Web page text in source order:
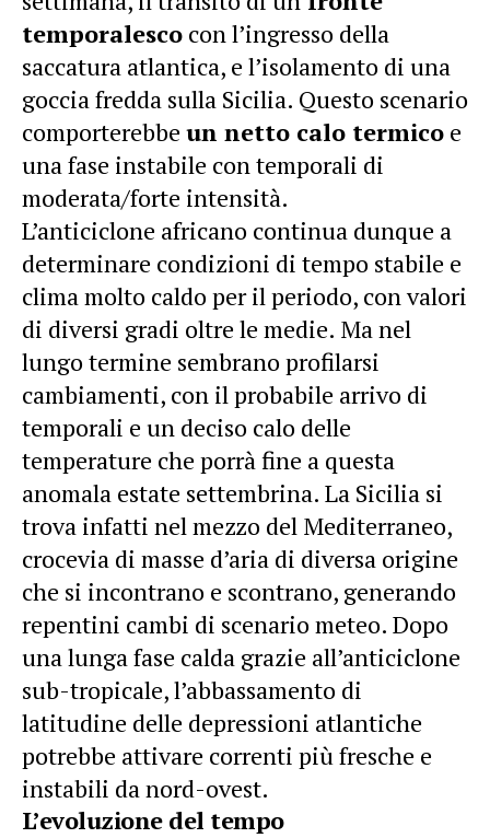
temporalesco con l’ingresso della
saccatura atlantica, e l’isolamento di una
goccia fredda sulla Sicilia. Questo scenario
comporterebbe un netto calo termico e
una fase instabile con temporali di
moderata/forte intensità.
L’anticiclone africano continua dunque a
determinare condizioni di tempo stabile e
clima molto caldo per il periodo, con valori
di diversi gradi oltre le medie. Ma nel
lungo termine sembrano profilarsi
cambiamenti, con il probabile arrivo di
temporali e un deciso calo delle
temperature che porrà fine a questa
anomala estate settembrina. La Sicilia si
trova infatti nel mezzo del Mediterraneo,
crocevia di masse d’aria di diversa origine
che si incontrano e scontrano, generando
repentini cambi di scenario meteo. Dopo
una lunga fase calda grazie all’anticiclone
sub-tropicale, l’abbassamento di
latitudine delle depressioni atlantiche
potrebbe attivare correnti più fresche e
instabili da nord-ovest.
L’evoluzione del tempo